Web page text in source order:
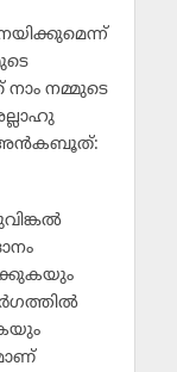
നാം നമ്മുടെ
(അന്‍കബൂത്: